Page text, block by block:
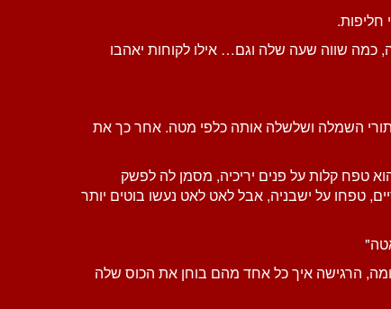
כמה שווה שעה שלה וגם… אילו לקוחות יאהבו
השמלה ושלשלה אותה כלפי מטה. אחר כך את
טפח קלות על פנים יריכיה, מסמן לה לפשק
טפחו על ישבניה, אבל לאט לאט נעשו בוטים יותר
הרגישה איך כל אחד מהם בוחן את הכוס שלה